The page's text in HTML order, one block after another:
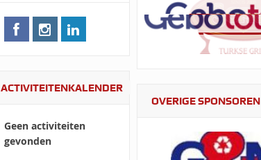
ACTIVITEITENKALENDER
Geen activiteiten
gevonden
OVERIGE SPONSOREN